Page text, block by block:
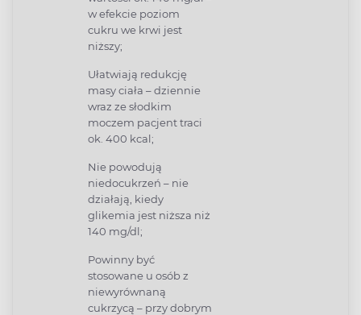
w efekcie poziom
cukru we krwi jest
niższy;
Ułatwiają redukcję
masy ciała – dziennie
wraz ze słodkim
moczem pacjent traci
ok. 400 kcal;
Nie powodują
niedocukrzeń – nie
działają, kiedy
glikemia jest niższa niż
140 mg/dl;
Powinny być
stosowane u osób z
niewyrównaną
cukrzycą – przy dobrym